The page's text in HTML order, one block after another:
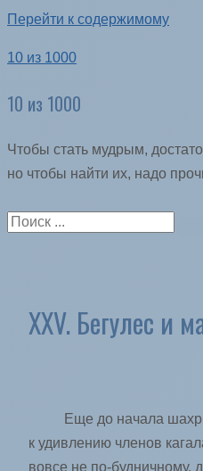
Перейти к содержимому
10 из 1000
10 из 1000
Чтобы стать мудрым,
но чтобы найти их, надо
XXV. Бегулес и
Еще до начала
к удивлению членов
вовсе не по-будничному,